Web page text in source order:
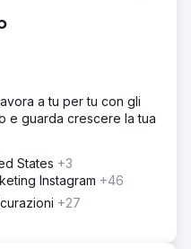
page ottimizzate per
sito web aumentava i
degli annunci.
di pubblico B2B
per distinguersi in un
B2C.
allineate a
la velocità del sito
annunci e ridurre i
integrate su
test A/B e
creato messaggi
a tu per tu con gli
e guarda crescere la tua
States +3
Instagram +46
+27